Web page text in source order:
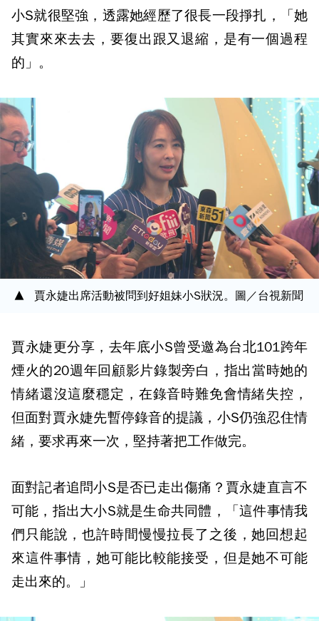
小S就很堅強，透露她經歷了很長一段掙扎，「她
其實來來去去，要復出跟又退縮，是有一個過程
的」。
賈永婕出席活動被問到好姐妹小S狀況。圖／台視新聞
賈永婕更分享，去年底小S曾受邀為台北101跨年
煙火的20週年回顧影片錄製旁白，指出當時她的
情緒還沒這麼穩定，在錄音時難免會情緒失控，
但面對賈永婕先暫停錄音的提議，小S仍強忍住情
緒，要求再來一次，堅持著把工作做完。
面對記者追問小S是否已走出傷痛？賈永婕直言不
可能，指出大小S就是生命共同體，「這件事情我
們只能說，也許時間慢慢拉長了之後，她回想起
來這件事情，她可能比較能接受，但是她不可能
走出來的。」